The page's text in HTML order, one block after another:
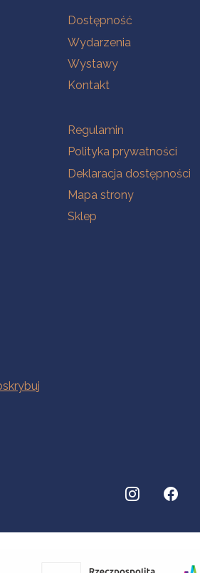
Na skróty
Dostępność
Wydarzenia
Wystawy
Kontakt
Na skróty
Regulamin
Polityka prywatności
Deklaracja dostępności
Mapa strony
Sklep